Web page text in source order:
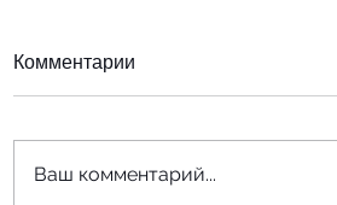
Комментарии
Ваш комментарий...